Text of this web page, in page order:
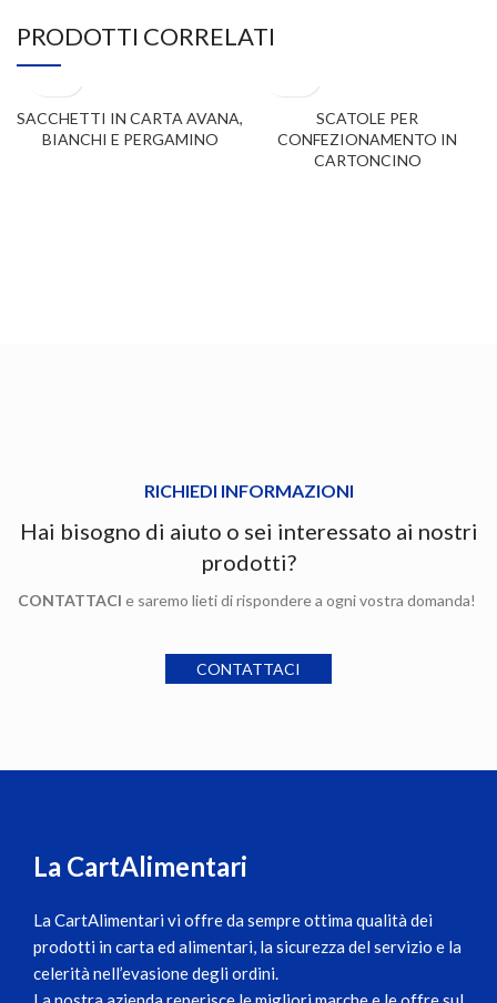
PRODOTTI CORRELATI
SACCHETTI IN CARTA AVANA,
BIANCHI E PERGAMINO
SCATOLE PER
CONFEZIONAMENTO IN
CARTONCINO
RICHIEDI INFORMAZIONI
Hai bisogno di aiuto o sei interessato ai nostri
prodotti?
CONTATTACI e saremo lieti di rispondere a ogni vostra domanda!
CONTATTACI
La CartAlimentari
La CartAlimentari vi offre da sempre ottima qualità dei
prodotti in carta ed alimentari, la sicurezza del servizio e la
celerità nell’evasione degli ordini.